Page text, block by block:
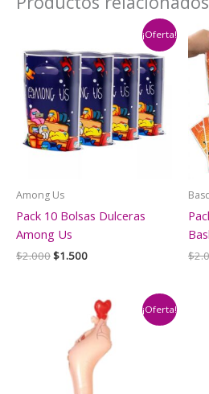
¡Oferta!
Among Us
Pack 10 Bolsas Dulceras
Among Us
$2.000El
$1.500El
es:
$1.500.
$
¡Oferta!